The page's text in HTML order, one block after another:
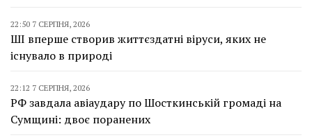
22:50 7 СЕРПНЯ, 2026
ШІ вперше створив життєздатні віруси, яких не
існувало в природі
22:12 7 СЕРПНЯ, 2026
РФ завдала авіаудару по Шосткинській громаді на
Сумщині: двоє поранених